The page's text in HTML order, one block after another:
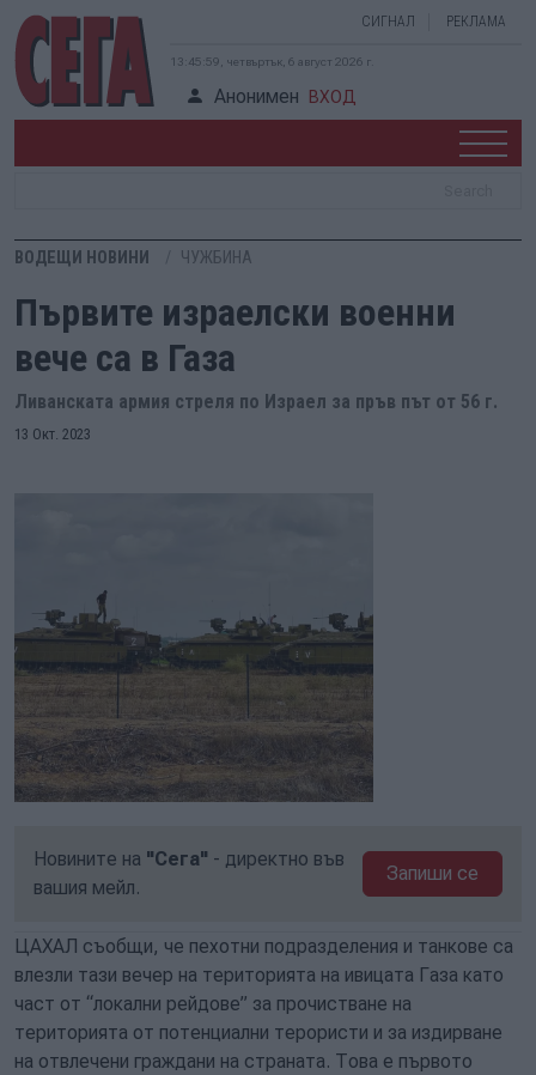
СИГНАЛ РЕКЛАМА
13:45:59, четвъртък, 6 август 2026 г.
Анонимен ВХОД
ВОДЕЩИ НОВИНИ ЧУЖБИНА
Първите израелски военни
вече са в Газа
Ливанската армия стреля по Израел за пръв път от 56 г.
13 Окт. 2023
Новините на "Сега" - директно във
вашия мейл.
Запиши се
ЦАХАЛ съобщи, че пехотни подразделения и танкове са
влезли тази вечер на територията на ивицата Газа като
част от “локални рейдове” за прочистване на
територията от потенциални терористи и за издирване
на отвлечени граждани на страната. Това е първото